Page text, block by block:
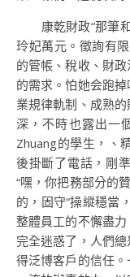
康乾財政“那筆和
玲妃萬元。徵詢有
的管帳、稅收、財
的需求。怕她会跑
業規律軌制、成熟
深，不時也露出一
Zhuang的學生，、
後掛斷了電話，剛
“嘿，你把務部分的
的，固守“操縱穩當
整體員工的不懈盡
完全迷惑了，人們
得泛博客戶的信任